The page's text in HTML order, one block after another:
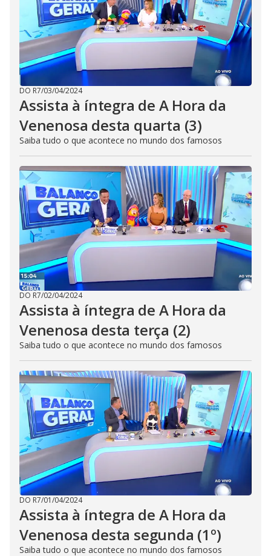
DO R7/03/04/2024
Assista à íntegra de A Hora da
Venenosa desta quarta (3)
Saiba tudo o que acontece no mundo dos famosos
DO R7/02/04/2024
Assista à íntegra de A Hora da
Venenosa desta terça (2)
Saiba tudo o que acontece no mundo dos famosos
DO R7/01/04/2024
Assista à íntegra de A Hora da
Venenosa desta segunda (1º)
Saiba tudo o que acontece no mundo dos famosos